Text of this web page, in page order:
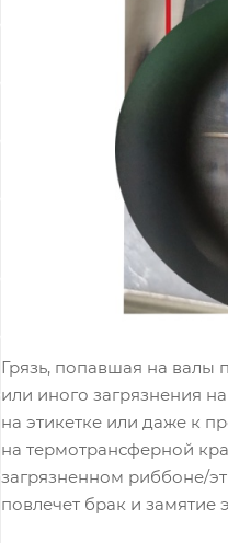
Грязь, попавшая на валы
или иного загрязнения
на этикетке или даже к
на термотрансферной
загрязненном риббоне/
повлечет брак и